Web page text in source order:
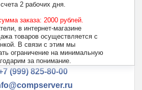
2 рабочих дня.
заказа: 2000 рублей.
в интернет-магазине
товаров осуществляется с
В связи с этим мы
ограничение на минимальную
за понимание.
(495) 223-13-47
(999) 825-80-00